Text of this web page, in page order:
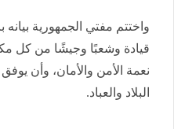
واختتم مفتي الجمهورية
قيادة وشعبًا وجيشًا من كل
نعمة الأمن والأمان، وأن يوفق
البلاد والعباد.